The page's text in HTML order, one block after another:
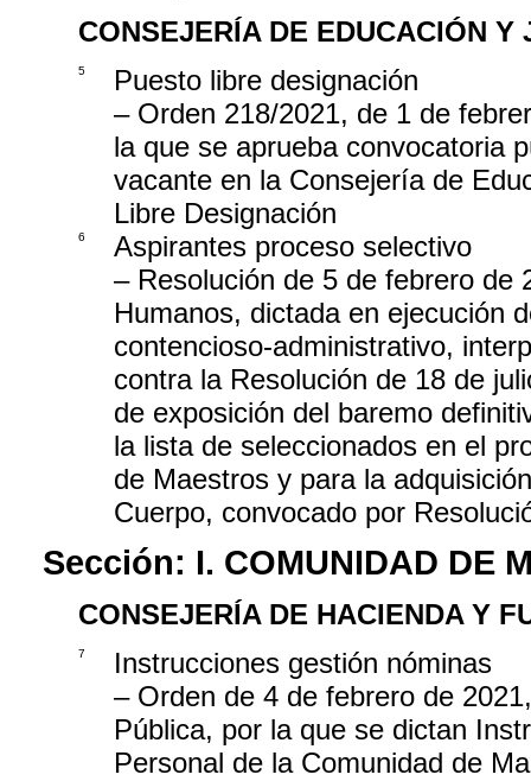
CONSEJERÍA DE EDUCACIÓN Y
5
Puesto libre designación
– Orden 218/2021, de 1 de
la que se aprueba convocatoria
vacante en la Consejería de
Libre Designación
6
Aspirantes proceso selectivo
– Resolución de 5 de febrero de
Humanos, dictada en ejecución
contencioso-administrativo,
contra la Resolución de 18 de
de exposición del baremo
la lista de seleccionados en el
de Maestros y para la
Cuerpo, convocado por
Sección: I. COMUNIDAD DE
CONSEJERÍA DE HACIENDA Y
7
Instrucciones gestión nóminas
– Orden de 4 de febrero de
Pública, por la que se dictan
Personal de la Comunidad de